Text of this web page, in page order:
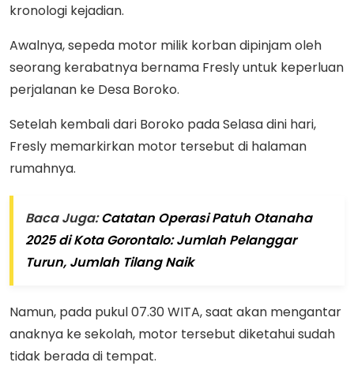
kronologi kejadian.
Awalnya, sepeda motor milik korban dipinjam oleh
seorang kerabatnya bernama Fresly untuk keperluan
perjalanan ke Desa Boroko.
Setelah kembali dari Boroko pada Selasa dini hari,
Fresly memarkirkan motor tersebut di halaman
rumahnya.
Baca Juga:Catatan Operasi Patuh Otanaha
2025 di Kota Gorontalo: Jumlah Pelanggar
Turun, Jumlah Tilang Naik
Namun, pada pukul 07.30 WITA, saat akan mengantar
anaknya ke sekolah, motor tersebut diketahui sudah
tidak berada di tempat.